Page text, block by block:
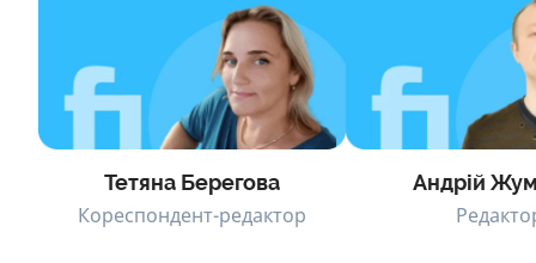
Тетяна Берегова
Кореспондент-редактор
Андрій